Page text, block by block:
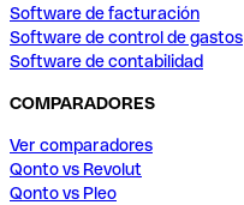
Software de facturación
Software de control de gastos
Software de contabilidad
COMPARADORES
Ver comparadores
Qonto vs Revolut
Qonto vs Pleo